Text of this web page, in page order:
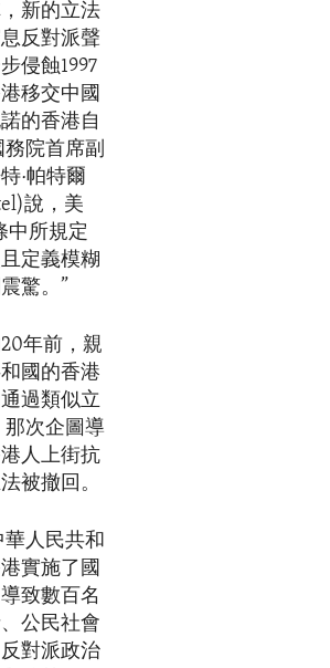
新的立法
反對派聲
侵蝕1997
移交中國
的香港自
院首席副
·帕特爾
說，美
中所規定
定義模糊
驚。”
年前，親
國的香港
過類似立
那次企圖導
人上街抗
被撤回。
人民共和
實施了國
致數百名
公民社會
對派政治